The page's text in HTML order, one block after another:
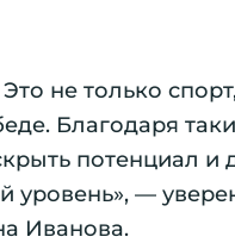
не только
Благодаря
потенциал и
—
Иванова.